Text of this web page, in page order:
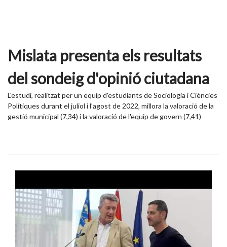
Mislata presenta els resultats
del sondeig d'opinió ciutadana
L'estudi, realitzat per un equip d'estudiants de Sociologia i Ciències
Polítiques durant el juliol i l’agost de 2022, millora la valoració de la
gestió municipal (7,34) i la valoració de l'equip de govern (7,41)